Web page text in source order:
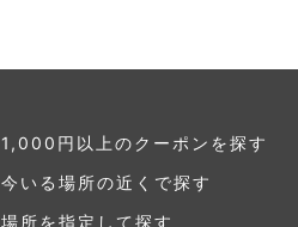
1,000円以上のクーポンを探す
今いる場所の近くで探す
場所を指定して探す